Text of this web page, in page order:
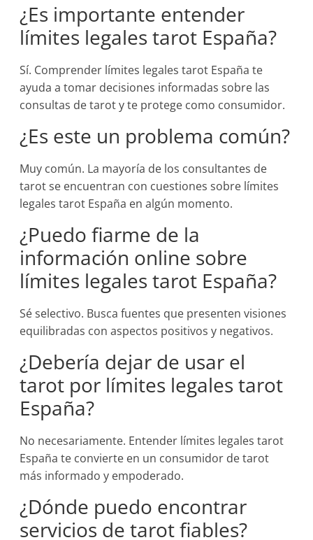
¿Es importante entender
límites legales tarot España?
Sí. Comprender límites legales tarot España te
ayuda a tomar decisiones informadas sobre las
consultas de tarot y te protege como consumidor.
¿Es este un problema común?
Muy común. La mayoría de los consultantes de
tarot se encuentran con cuestiones sobre límites
legales tarot España en algún momento.
¿Puedo fiarme de la
información online sobre
límites legales tarot España?
Sé selectivo. Busca fuentes que presenten visiones
equilibradas con aspectos positivos y negativos.
¿Debería dejar de usar el
tarot por límites legales tarot
España?
No necesariamente. Entender límites legales tarot
España te convierte en un consumidor de tarot
más informado y empoderado.
¿Dónde puedo encontrar
servicios de tarot fiables?